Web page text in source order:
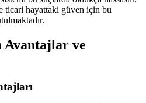
ticari hayattaki güven için bu
Avantajlar ve